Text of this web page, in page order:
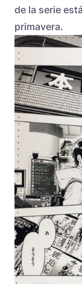
de la serie
primavera.